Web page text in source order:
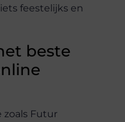
feestelijks en
beste
zoals Futur